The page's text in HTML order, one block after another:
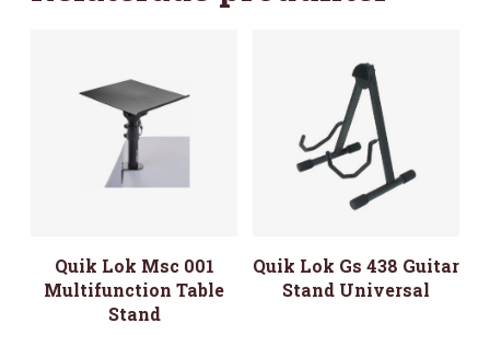
Quik Lok Msc 001
Multifunction Table
Stand
Quik Lok Gs 438 Guitar
Stand Universal